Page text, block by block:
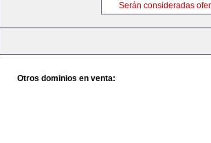
Serán consideradas
Otros dominios en venta: